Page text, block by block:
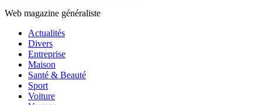
Web magazine généraliste
Actualités
Divers
Entreprise
Maison
Santé & Beauté
Sport
Voiture